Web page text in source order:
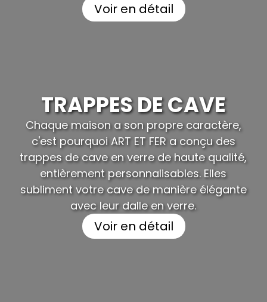
Voir en détail
TRAPPES DE CAVE
Chaque maison a son propre caractère,
c'est pourquoi ART ET FER a conçu des
trappes de cave en verre de haute qualité,
entièrement personnalisables. Elles
subliment votre cave de manière élégante
avec leur dalle en verre.
Voir en détail